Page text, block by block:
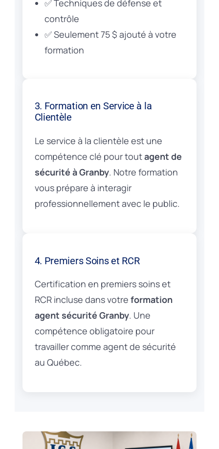
✅ Techniques de défense et
contrôle
✅ Seulement 75 $ ajouté à votre
formation
3. Formation en Service à la
Clientèle
Le service à la clientèle est une
compétence clé pour toutagent de
sécurité à Granby. Notre formation
vous prépare à interagir
professionnellement avec le public.
4. Premiers Soins et RCR
Certification en premiers soins et
RCR incluse dans votre formation
agent sécurité Granby. Une
compétence obligatoire pour
travailler comme agent de sécurité
au Québec.